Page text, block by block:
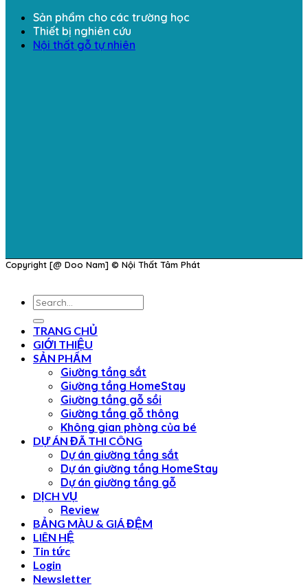
Sản phẩm cho các trường học
Thiết bị nghiên cứu
Nội thất gỗ tự nhiên
Copyright [@ Doo Nam] © Nội Thất Tâm Phát
Search
for:
TRANG CHỦ
GIỚI THIỆU
SẢN PHẨM
Giường tầng sắt
Giường tầng HomeStay
Giường tầng gỗ sồi
Giường tầng gỗ thông
Không gian phòng của bé
DỰ ÁN ĐÃ THI CÔNG
Dự án giường tầng sắt
Dự án giường tầng HomeStay
Dự án giường tầng gỗ
DỊCH VỤ
Review
BẢNG MÀU & GIÁ ĐỆM
LIÊN HỆ
Tin tức
Login
Newsletter